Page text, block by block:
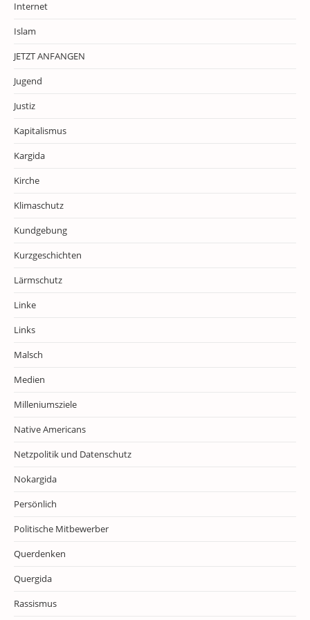
Internet
Islam
JETZT ANFANGEN
Jugend
Justiz
Kapitalismus
Kargida
Kirche
Klimaschutz
Kundgebung
Kurzgeschichten
Lärmschutz
Linke
Links
Malsch
Medien
Milleniumsziele
Native Americans
Netzpolitik und Datenschutz
Nokargida
Persönlich
Politische Mitbewerber
Querdenken
Quergida
Rassismus